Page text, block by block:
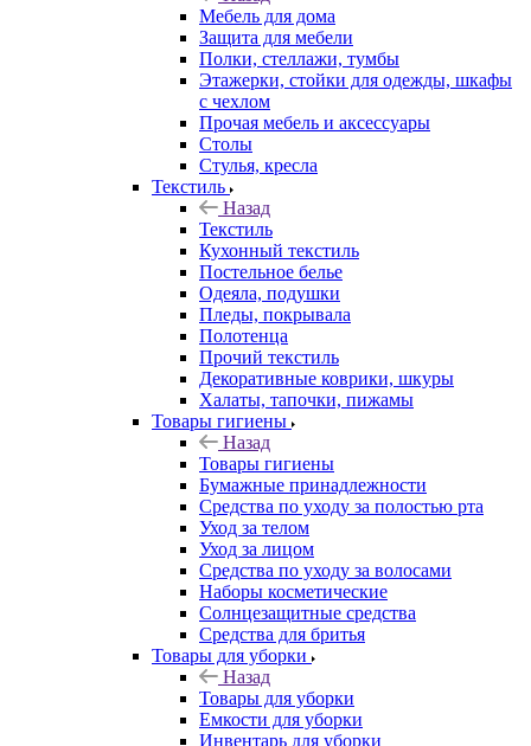
Мебель для дома
Защита для мебели
Полки, стеллажи, тумбы
Этажерки, стойки для одежды, шкафы
с чехлом
Прочая мебель и аксессуары
Столы
Стулья, кресла
Текстиль
Назад
Текстиль
Кухонный текстиль
Постельное белье
Одеяла, подушки
Пледы, покрывала
Полотенца
Прочий текстиль
Декоративные коврики, шкуры
Халаты, тапочки, пижамы
Товары гигиены
Назад
Товары гигиены
Бумажные принадлежности
Средства по уходу за полостью рта
Уход за телом
Уход за лицом
Средства по уходу за волосами
Наборы косметические
Солнцезащитные средства
Средства для бритья
Товары для уборки
Назад
Товары для уборки
Емкости для уборки
Инвентарь для уборки